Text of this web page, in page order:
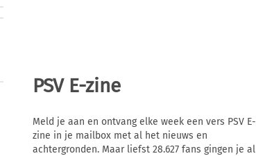
PSV E-zine
Meld je aan en ontvang elke week een vers PSV E-
zine in je mailbox met al het nieuws en
achtergronden. Maar liefst 28.627 fans gingen je al